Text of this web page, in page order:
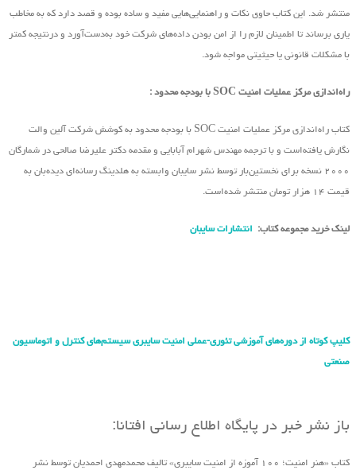
منتشر شد. این کتاب حاوی نکات و راهنمایی‌هایی مفید و ساده بوده و قصد دارد که به مخاطب
یاری برساند تا اطمینان لازم را از امن بودن داده‌های شرکت خود به‌دست‌آورد و درنتیجه کمتر
با مشکلات قانونی یا حیثیتی مواجه شود.
راه‌اندازی مرکز عملیات امنیت SOC با بودجه محدود :
کتاب راه‌اندازی مرکز عملیات امنیت SOC با بودجه محدود به کوشش شرکت آلین والت
نگارش یافته‌است و با ترجمه مهندس شهرام آبابایی و مقدمه دکتر علیرضا صالحی در شمارگان
۲۰۰۰ نسخه برای نخستین‌بار توسط نشر سایبان وابسته به هلدینگ رسانه‌ای دیده‌بان به
قیمت ۱۴ هزار تومان منتشر شده‌است.
لینک خرید مجموعه کتاب: انتشارات سایبان
کلیپ کوتاه از دوره‌های آموزشی تئوری-عملی امنیت سایبری سیستم‌های کنترل و اتوماسیون
صنعتی
باز نشر خبر در پایگاه اطلاع رسانی افتانا:
کتاب «هنر امنیت؛ ۱۰۰ آموزه از امنیت سایبری» تالیف محمدمهدی احمدیان توسط نشر